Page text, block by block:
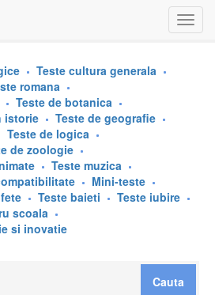
Teste cultura generala
romana
Teste de botanica
istorie
Teste de geografie
Teste de logica
de zoologie
Teste muzica
Mini-teste
Teste baieti
Teste iubire
scoala
si inovatie